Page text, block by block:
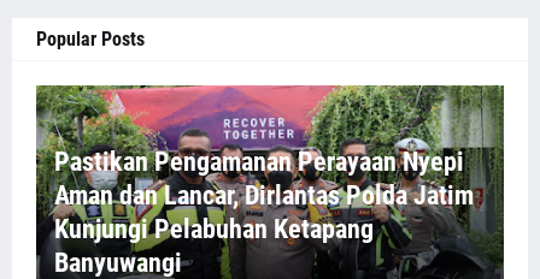
Popular Posts
Pastikan Pengamanan Perayaan Nyepi
Aman dan Lancar, Dirlantas Polda Jatim
Kunjungi Pelabuhan Ketapang
Banyuwangi